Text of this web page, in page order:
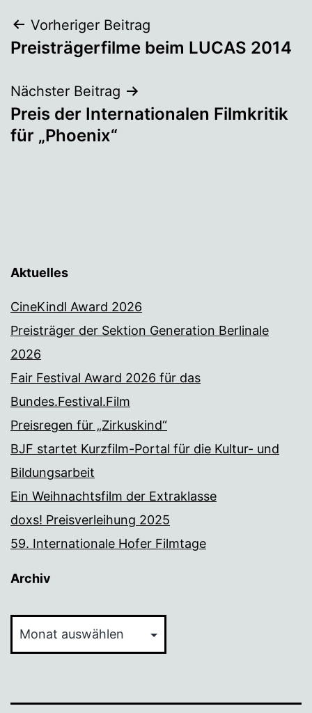
Beitragsnavigation
Vorheriger Beitrag
Preisträgerfilme beim LUCAS 2014
Nächster Beitrag
Preis der Internationalen Filmkritik
für „Phoenix“
Aktuelles
CineKindl Award 2026
Preisträger der Sektion Generation Berlinale
2026
Fair Festival Award 2026 für das
Bundes.Festival.Film
Preisregen für „Zirkuskind“
BJF startet Kurzfilm-Portal für die Kultur- und
Bildungsarbeit
Ein Weihnachtsfilm der Extraklasse
doxs! Preisverleihung 2025
59. Internationale Hofer Filmtage
Archiv